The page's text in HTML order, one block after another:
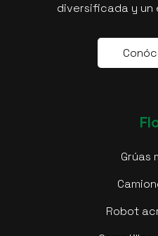
diversificada y un
Conóc
Grúas
Robot